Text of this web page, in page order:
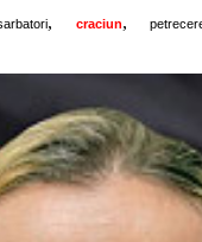
, craciun,